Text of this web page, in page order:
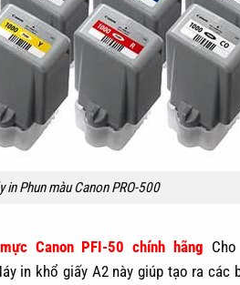
Phun màu Canon PRO-500
Canon PFI-50 chính hãng
in khổ giấy A2 này giúp tạo ra